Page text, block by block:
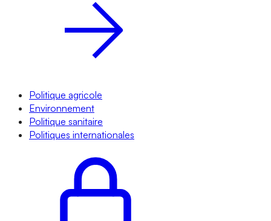
Politique agricole
Environnement
Politique sanitaire
Politiques internationales